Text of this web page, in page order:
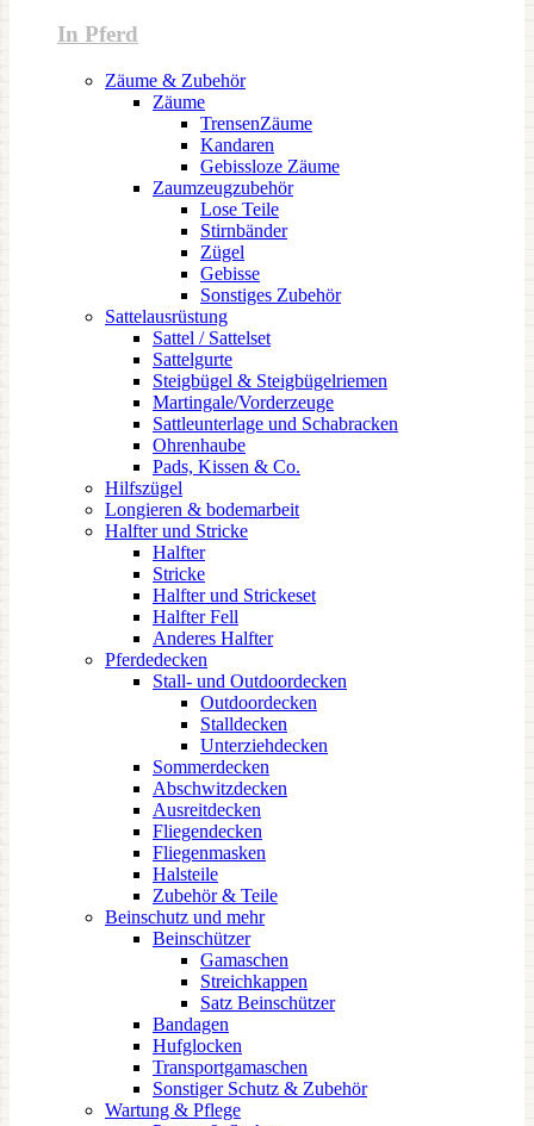
In Pferd
Zäume & Zubehör
Zäume
TrensenZäume
Kandaren
Gebissloze Zäume
Zaumzeugzubehör
Lose Teile
Stirnbänder
Zügel
Gebisse
Sonstiges Zubehör
Sattelausrüstung
Sattel / Sattelset
Sattelgurte
Steigbügel & Steigbügelriemen
Martingale/Vorderzeuge
Sattleunterlage und Schabracken
Ohrenhaube
Pads, Kissen & Co.
Hilfszügel
Longieren & bodemarbeit
Halfter und Stricke
Halfter
Stricke
Halfter und Strickeset
Halfter Fell
Anderes Halfter
Pferdedecken
Stall- und Outdoordecken
Outdoordecken
Stalldecken
Unterziehdecken
Sommerdecken
Abschwitzdecken
Ausreitdecken
Fliegendecken
Fliegenmasken
Halsteile
Zubehör & Teile
Beinschutz und mehr
Beinschützer
Gamaschen
Streichkappen
Satz Beinschützer
Bandagen
Hufglocken
Transportgamaschen
Sonstiger Schutz & Zubehör
Wartung & Pflege